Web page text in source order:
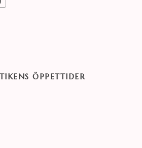
ÖPPETTIDER